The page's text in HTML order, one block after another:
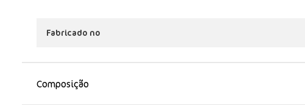
Fabricado no
Composição